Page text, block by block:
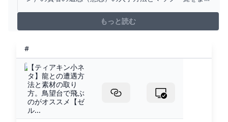
で参考にしてみてくださいもっと読む
#
【ティアキン小ネ
タ】龍との遭遇方
法と素材の取り
方。鳥望台で飛ぶ
のがオススメ【ゼ
ル...